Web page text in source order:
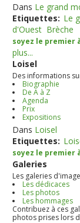
Dans Le grand
Etiquettes: Le
d'Ouest Brèche
soyez le premier
plus...
Loisel
Des informations
Biographie
De A à Z
Agenda
Prix
Expositions
Dans Loisel
Etiquettes:
soyez le premier
Galeries
Les galeries
Les dédicaces
Les photos
Les hommages
Contribuez à ces
photos prises lors